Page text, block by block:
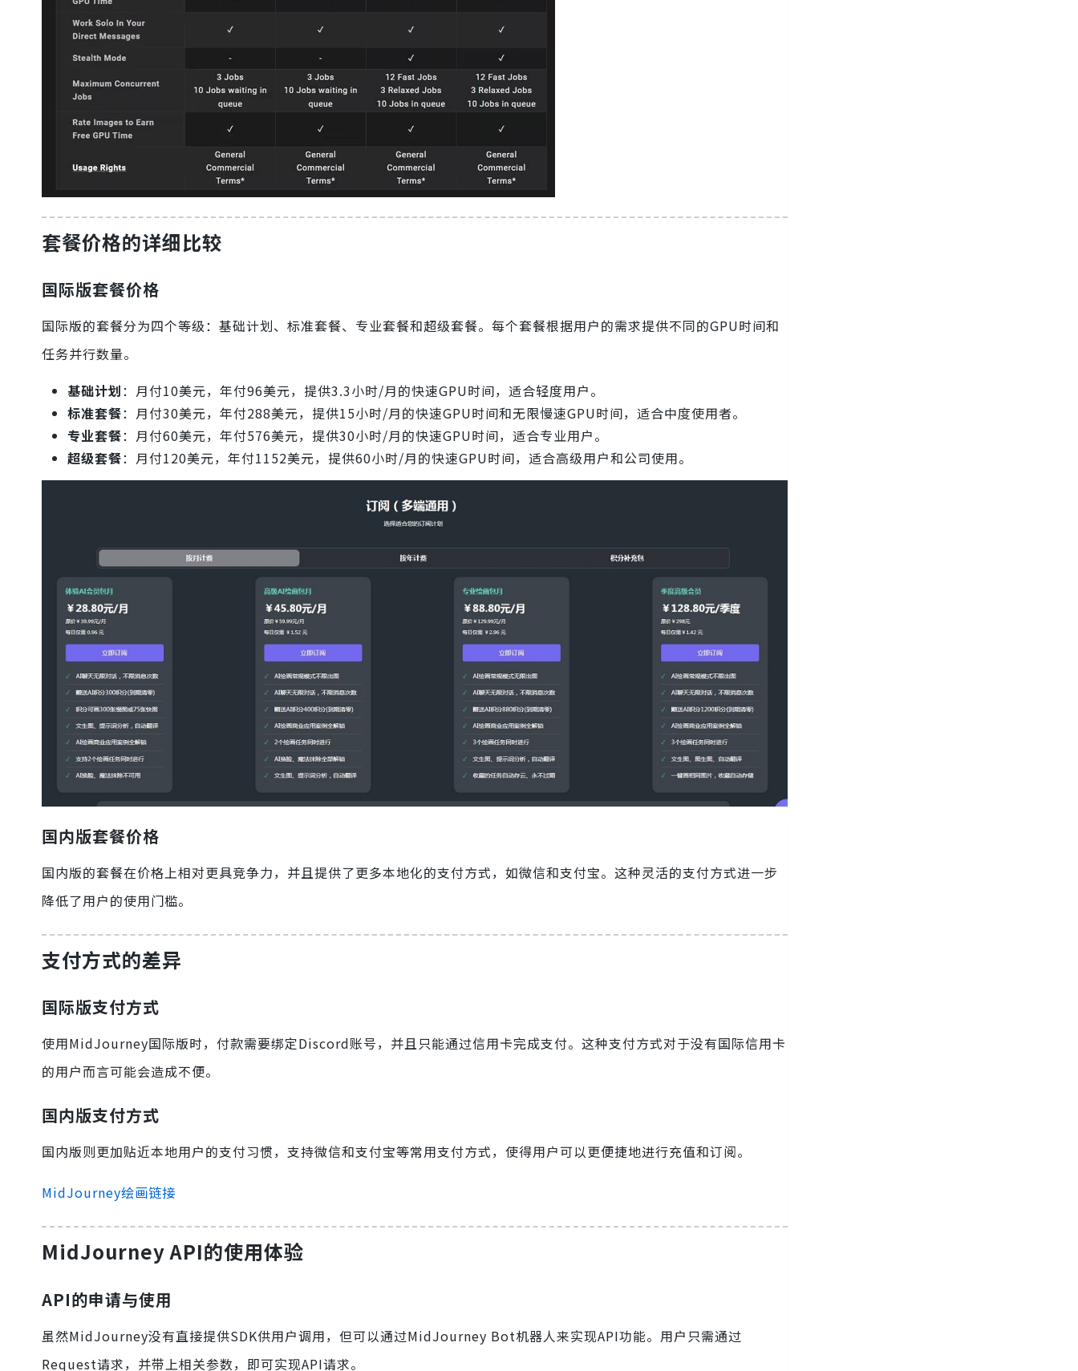
套餐价格的详细比较
国际版套餐价格
国际版的套餐分为四个等级：基础计划、标准套餐、专业套餐和超级套餐。每个套餐根据用户的需求提供不同的GPU时间和
任务并行数量。
基础计划：月付10美元，年付96美元，提供3.3小时/月的快速GPU时间，适合轻度用户。
标准套餐：月付30美元，年付288美元，提供15小时/月的快速GPU时间和无限慢速GPU时间，适合中度使用者。
专业套餐：月付60美元，年付576美元，提供30小时/月的快速GPU时间，适合专业用户。
超级套餐：月付120美元，年付1152美元，提供60小时/月的快速GPU时间，适合高级用户和公司使用。
国内版套餐价格
国内版的套餐在价格上相对更具竞争力，并且提供了更多本地化的支付方式，如微信和支付宝。这种灵活的支付方式进一步
降低了用户的使用门槛。
支付方式的差异
国际版支付方式
使用MidJourney国际版时，付款需要绑定Discord账号，并且只能通过信用卡完成支付。这种支付方式对于没有国际信用卡
的用户而言可能会造成不便。
国内版支付方式
国内版则更加贴近本地用户的支付习惯，支持微信和支付宝等常用支付方式，使得用户可以更便捷地进行充值和订阅。
MidJourney绘画链接
MidJourney API的使用体验
API的申请与使用
虽然MidJourney没有直接提供SDK供用户调用，但可以通过MidJourney Bot机器人来实现API功能。用户只需通过
Request请求，并带上相关参数，即可实现API请求。